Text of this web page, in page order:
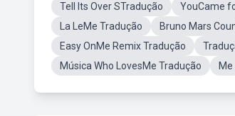
Tell Its Over STradução
YouCame
La LeMe Tradução
Bruno Mars
Easy OnMe Remix Tradução
Música Who LovesMe Tradução